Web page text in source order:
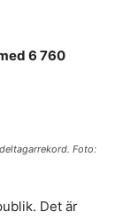
6 760
Foto:
Det är